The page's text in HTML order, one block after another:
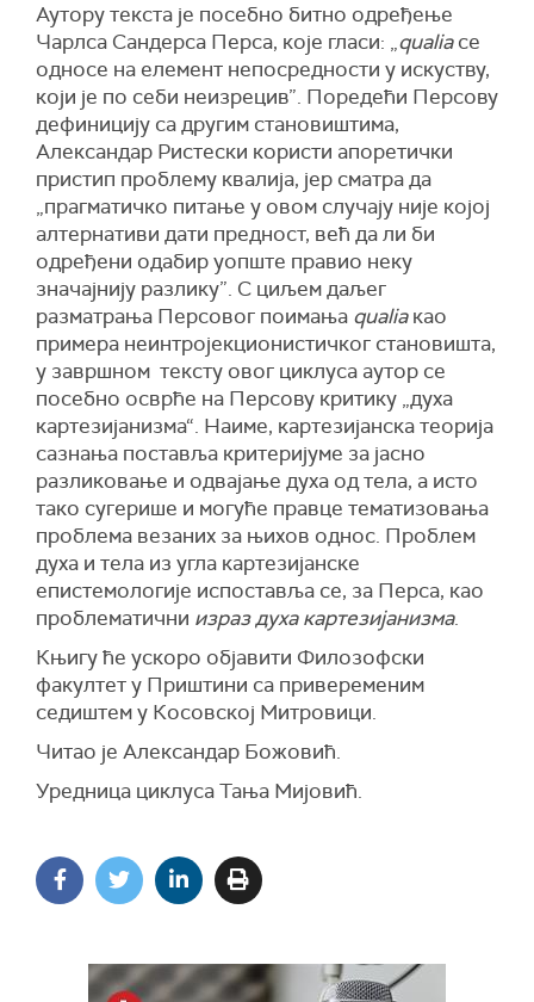
Аутору текста је посебно битно одређење
Чарлса Сандерса Перса, које гласи: „qualiaсе
односе на елемент непосредности у искуству,
који је по себи неизрецив”. Поредећи Персову
дефиницију са другим становиштима,
Александар Ристески користи апоретички
пристип проблему квалија, јер сматра да
„прагматичко питање у овом случају није којој
алтернативи дати предност, већ да ли би
одређени одабир уопште правио неку
значајнију разлику”. С циљем даљег
разматрања Персовог поимања qualiaкао
примера неинтројекционистичког становишта,
у завршном тексту овог циклуса аутор се
посебно осврће на Персову критику „духа
картезијанизма“. Наиме, картезијанска теорија
сазнања поставља критеријуме за јасно
разликовање и одвајање духа од тела, а исто
тако сугерише и могуће правце тематизовања
проблема везаних за њихов однос. Проблем
духа и тела из угла картезијанске
епистемологије испоставља се, за Перса, као
проблематични израз духа картезијанизма.
Књигу ће ускоро објавити Филозофски
факултет у Приштини са привеременим
седиштем у Косовској Митровици.
Читао је Александар Божовић.
Уредница циклуса Тања Мијовић.